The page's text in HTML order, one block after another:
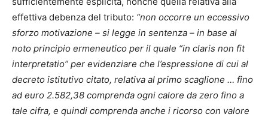
effettiva debenza del tributo: “non occorre un eccessivo
sforzo motivazione – si legge in sentenza – in base al
noto principio ermeneutico per il quale “in claris non fit
interpretatio” per evidenziare che l’espressione di cui al
decreto istitutivo citato, relativa al primo scaglione … fino
ad euro 2.582,38 comprenda ogni calore da zero fino a
tale cifra, e quindi comprenda anche i ricorso con valore